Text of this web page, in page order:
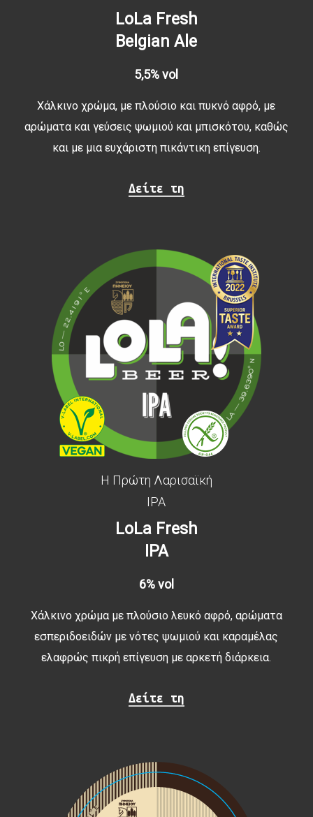
LoLa Fresh
Belgian Ale
5,5% vol
Χάλκινο χρώμα, με πλούσιο και πυκνό αφρό, με
αρώματα και γεύσεις ψωμιού και μπισκότου, καθώς
και με μια ευχάριστη πικάντικη επίγευση.
Δείτε τη
Η Πρώτη Λαρισαϊκή
IPA
LoLa Fresh
IPA
6% vol
Χάλκινο χρώμα με πλούσιο λευκό αφρό, αρώματα
εσπεριδοειδών με νότες ψωμιού και καραμέλας
ελαφρώς πικρή επίγευση με αρκετή διάρκεια.
Δείτε τη